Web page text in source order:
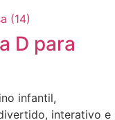
D para
infantil,
interativo e